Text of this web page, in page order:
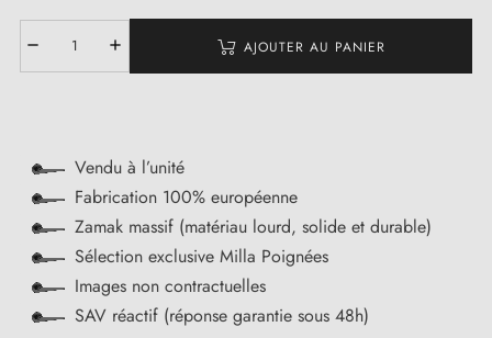
AJOUTER AU PANIER
Vendu à l’unité
Fabrication 100% européenne
Zamak massif (matériau lourd, solide et durable)
Sélection exclusive Milla Poignées
Images non contractuelles
SAV réactif (réponse garantie sous 48h)